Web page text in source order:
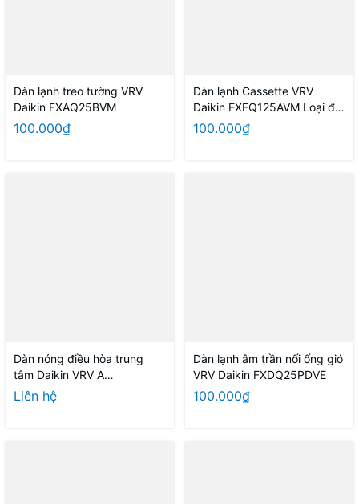
Dàn lạnh treo tường VRV
Daikin FXAQ25BVM
100.000₫
Dàn lạnh Cassette VRV
Daikin FXFQ125AVM Loại đa
hướng thổi
100.000₫
Dàn nóng điều hòa trung
tâm Daikin VRV A
RXQ28AMYM 28HP
Liên hệ
Dàn lạnh âm trần nối ống gió
VRV Daikin FXDQ25PDVE
100.000₫